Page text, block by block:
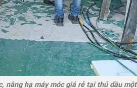
nâng hạ máy móc giá rẻ tại thủ dầu một